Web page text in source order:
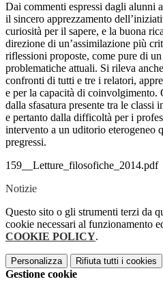
Dai commenti espressi dagli alunni
il sincero apprezzamento
curiosità per il sapere, e la buona
direzione di un’assimilazione più
riflessioni proposte, come pure di
problematiche attuali. Si rileva
confronti di tutti e tre i relatori,
e per la capacità di coinvolgimento.
dalla sfasatura presente tra le classi
e pertanto dalla difficoltà per i
intervento a un uditorio eterogeneo
pregressi.
159__Letture_filosofiche_2014.pdf
Notizie
Questo sito o gli strumenti terzi da
cookie necessari al funzionamento
COOKIE POLICY.
Personalizza Rifiuta tutti i cookies
Gestione cookie